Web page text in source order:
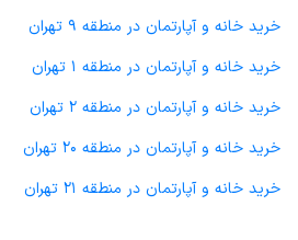
خرید خانه و آپارتمان در منطقه 9 تهران
خرید خانه و آپارتمان در منطقه 1 تهران
خرید خانه و آپارتمان در منطقه 2 تهران
خرید خانه و آپارتمان در منطقه 20 تهران
خرید خانه و آپارتمان در منطقه 21 تهران